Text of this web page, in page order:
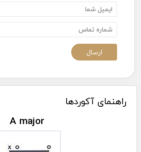
راهنمای آکوردها
A major